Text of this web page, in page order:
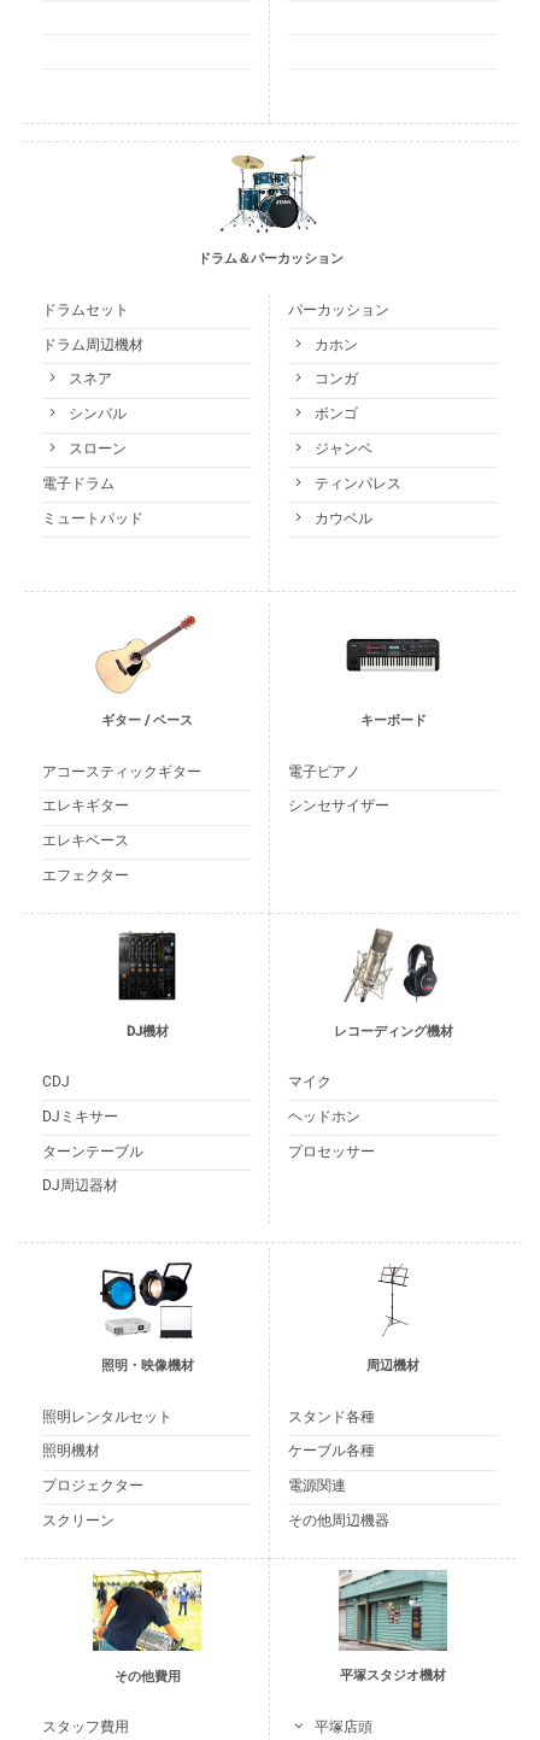
ドラム＆パーカッション
ドラムセット
ドラム周辺機材
スネア
シンバル
スローン
電子ドラム
ミュートパッド
パーカッション
カホン
コンガ
ボンゴ
ジャンベ
ティンパレス
カウベル
ギター / ベース
アコースティックギター
エレキギター
エレキベース
エフェクター
キーボード
電子ピアノ
シンセサイザー
DJ機材
CDJ
DJミキサー
ターンテーブル
DJ周辺器材
レコーディング機材
マイク
ヘッドホン
プロセッサー
照明・映像機材
照明レンタルセット
照明機材
プロジェクター
スクリーン
周辺機材
スタンド各種
ケーブル各種
電源関連
その他周辺機器
その他費用
スタッフ費用
平塚スタジオ機材
平塚店頭